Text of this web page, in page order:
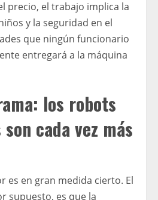
precio, el trabajo implica la
y la seguridad en el
que ningún funcionario
entregará a la máquina
los robots
cada vez más
es en gran medida cierto. El
supuesto, es que la